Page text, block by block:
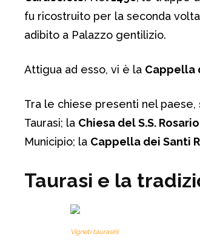
fu ricostruito per la seconda
adibito a Palazzo gentilizio.
Attigua ad esso, vi è la Cappella
Tra le chiese presenti nel paese,
Taurasi; la Chiesa del S.S. Rosario
Municipio; la Cappella dei Santi
Taurasi e la
Vigneti taurasini